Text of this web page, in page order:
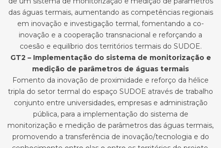
das águas termais, aumentando as competências regionais
em inovação e investigação termal, fomentando a co-
inovação e a cooperação transnacional e reforçando a
coesão e equilíbrio dos territórios termais do SUDOE.
GT2 – Implementação do sistema de monitorização e
medição de parâmetros de águas termais
Fomento da inovação de proximidade e reforço da hélice
tripla do setor termal do espaço SUDOE através de trabalho
conjunto entre universidades, empresas e administração
pública, para a implementação do sistema de
monitorização e medição de parâmetros das águas termais,
promovendo a transferência de inovação/tecnologia e do